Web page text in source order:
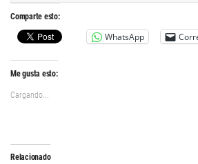
Comparte esto:
WhatsApp
Me gusta esto:
Cargando...
Relacionado